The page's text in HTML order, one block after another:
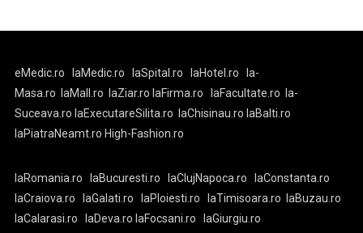
eMedic.ro laMedic.ro laSpital.ro laHotel.ro
la-
Masa.ro
laMall.ro laZiar.ro laFirma.ro laFacultate.ro
la-
Suceava.ro laExecutareSilita.ro laChisinau.ro laBalti.ro
laPiatraNeamt.ro High-Fashion.ro
laRomania.ro laBucuresti.ro laClujNapoca.ro
laConstanta.ro
laCraiova.ro
laGalati.ro laPloiesti.ro laTimisoara.ro
laBuzau.ro
laCalarasi.ro
laDeva.ro laFocsani.ro
laGiurgiu.ro